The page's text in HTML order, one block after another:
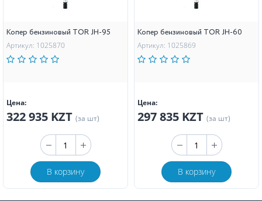
Копер бензиновый TOR JH-95
Артикул: 1025870
Цена:
322 935 KZT (за шт)
В корзину
Копер бензиновый TOR JH-60
Артикул: 1025869
Цена:
297 835 KZT (за шт)
В корзину